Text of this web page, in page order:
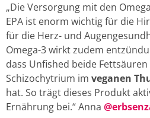
„Die Versorgung mit den
EPA ist enorm wichtig für die
für die Herz- und
Omega-3 wirkt zudem
dass Unfished beide
Schizochytrium im veganen
hat. So trägt dieses Produkt
Ernährung bei.“ Anna